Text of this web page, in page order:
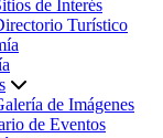
de Interés
Turístico
de Imágenes
de Eventos